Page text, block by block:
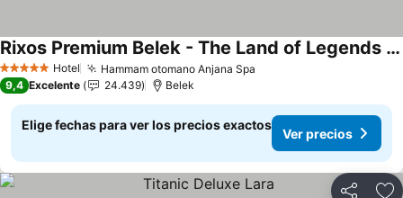
5 Estrellas Hotel Hammam otomano Anjana Spa
Rixos Premium Belek - The Land of Legends Access
Ver precios
9,4 Excelente 24.439 Belek
Elige fechas para ver los precios exactos
Ver precios